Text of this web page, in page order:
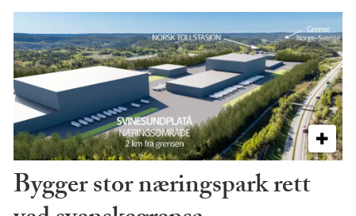
Bygger stor næringspark rett